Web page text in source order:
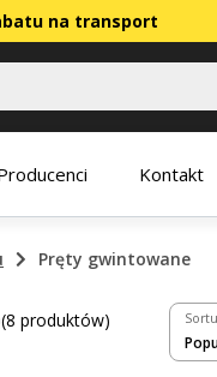
na transport
Kontakt
Pręty gwintowane
(8 produktów)